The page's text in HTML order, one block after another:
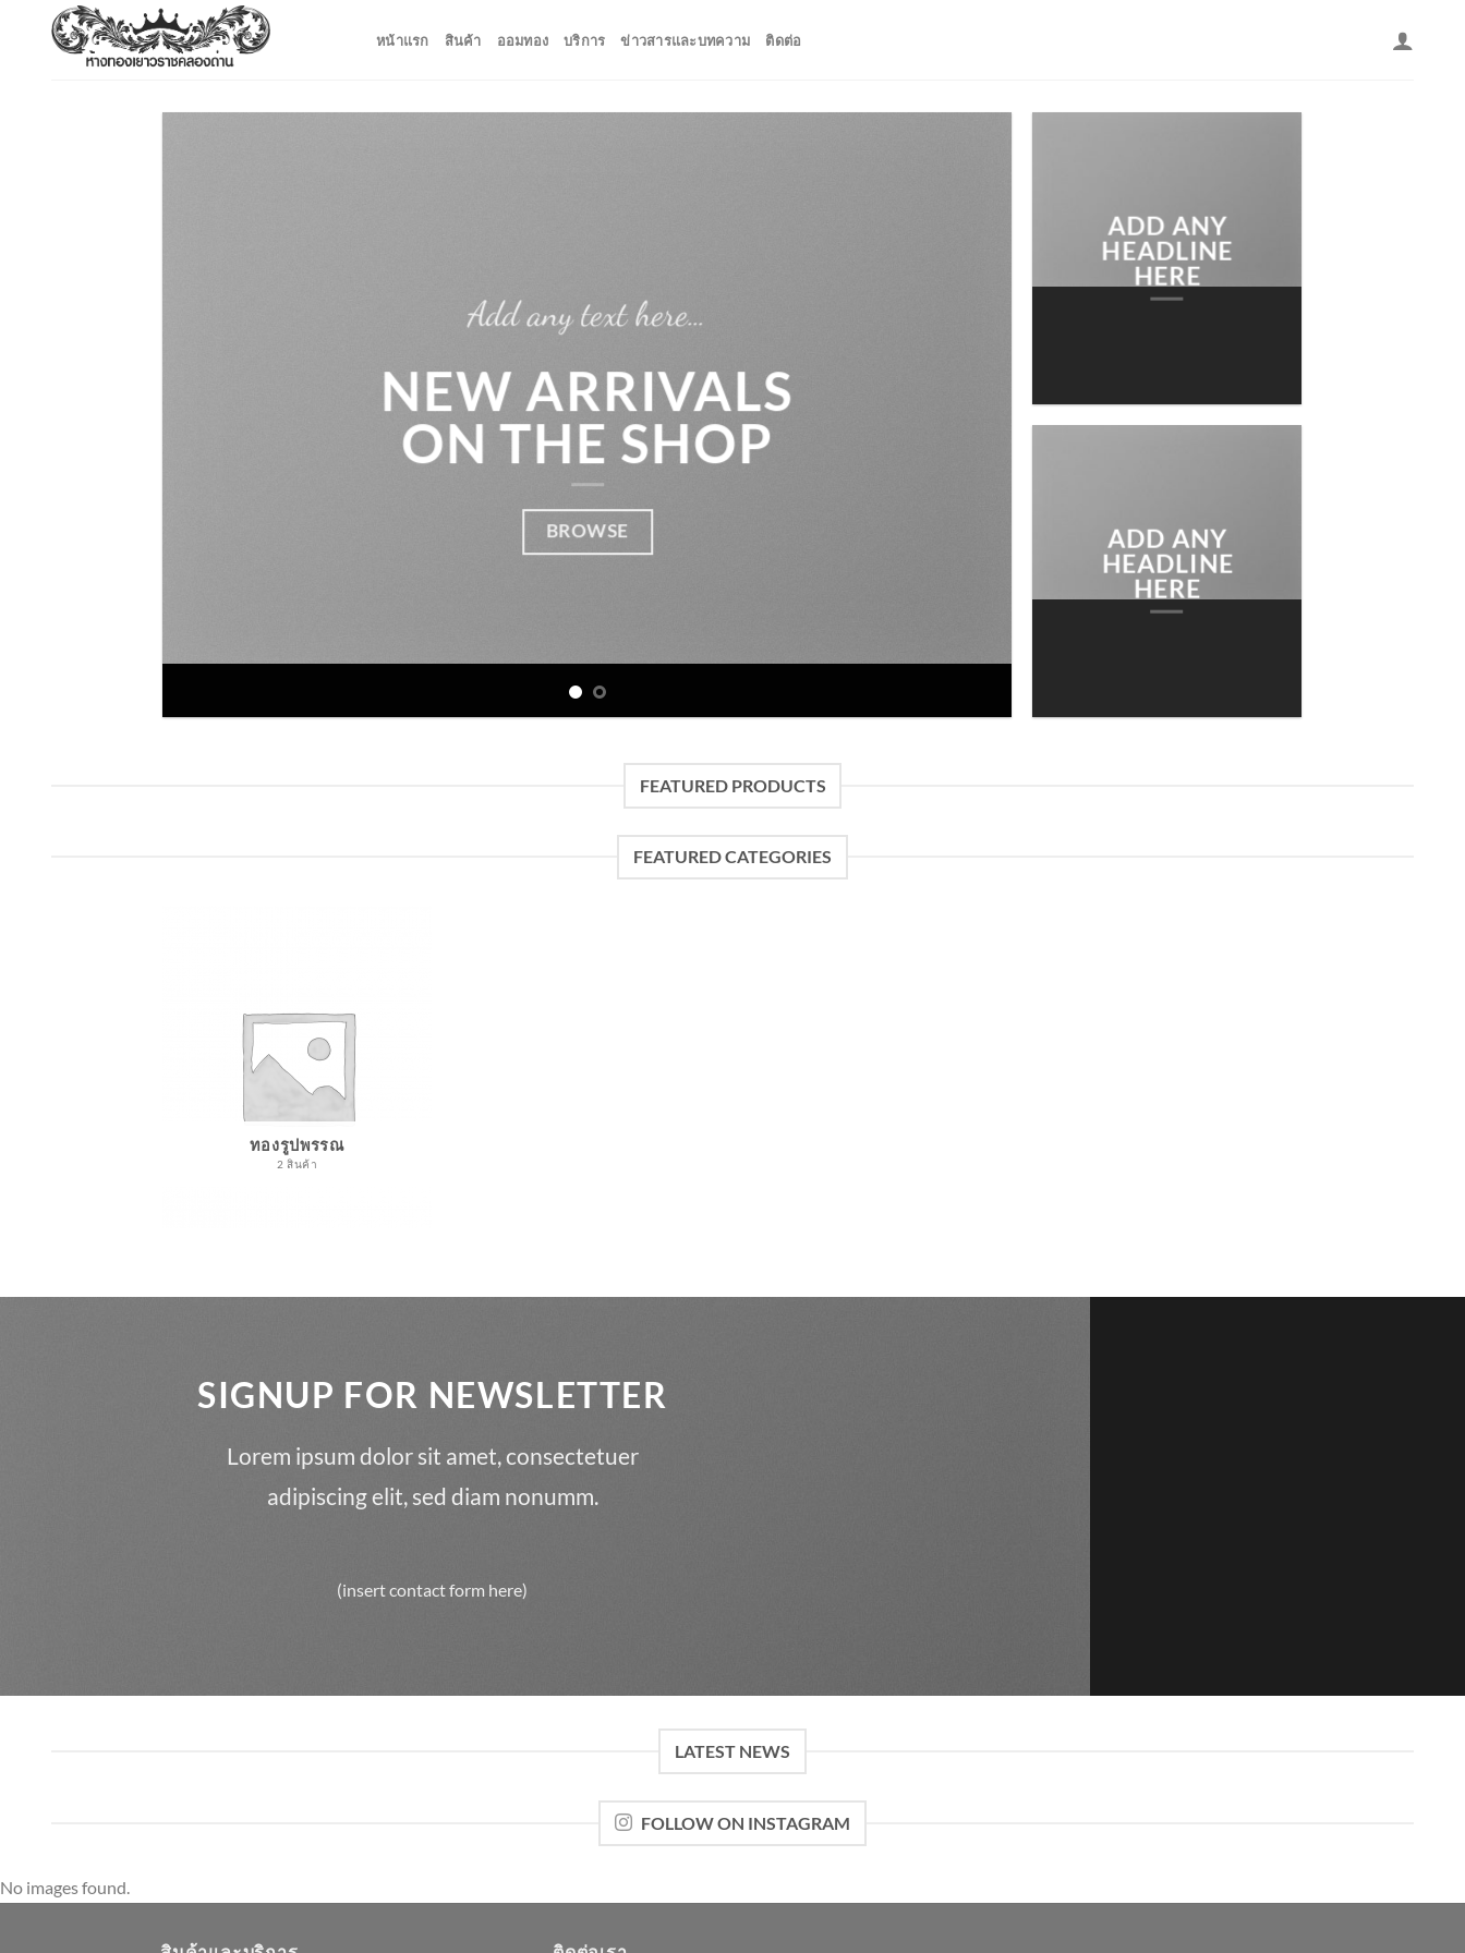
หน้าแรก สินค้า ออมทอง บริการ ข่าวสารและบทความ ติดต่อ
Add any text here…
NEW ARRIVALS
ON THE SHOP
BROWSE
Add any text here…
NEW
ON THE
BROWSE
ADD ANY
HEADLINE
HERE
ADD ANY
HEADLINE
HERE
FEATURED PRODUCTS
FEATURED CATEGORIES
ทองรูปพรรณ
2 สินค้า
SIGNUP FOR NEWSLETTER
Lorem ipsum dolor sit amet, consectetuer
adipiscing elit, sed diam nonumm.
(insert contact form here)
LATEST NEWS
FOLLOW ON INSTAGRAM
No images found.